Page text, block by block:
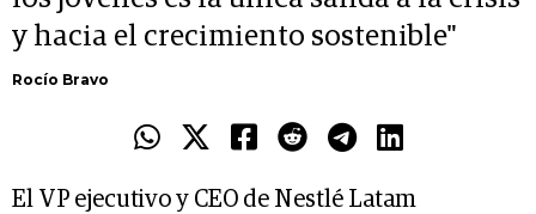
y hacia el crecimiento sostenible"
Rocío Bravo
El VP ejecutivo y CEO de Nestlé Latam